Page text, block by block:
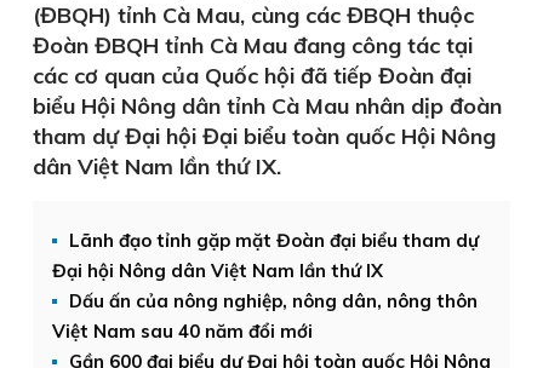
(ĐBQH) tỉnh Cà Mau, cùng các ĐBQH thuộc
Đoàn ĐBQH tỉnh Cà Mau đang công tác tại
các cơ quan của Quốc hội đã tiếp Đoàn đại
biểu Hội Nông dân tỉnh Cà Mau nhân dịp đoàn
tham dự Đại hội Đại biểu toàn quốc Hội Nông
dân Việt Nam lần thứ IX.
Lãnh đạo tỉnh gặp mặt Đoàn đại biểu tham dự
Đại hội Nông dân Việt Nam lần thứ IX
Dấu ấn của nông nghiệp, nông dân, nông thôn
Việt Nam sau 40 năm đổi mới
Gần 600 đại biểu dự Đại hội toàn quốc Hội Nông